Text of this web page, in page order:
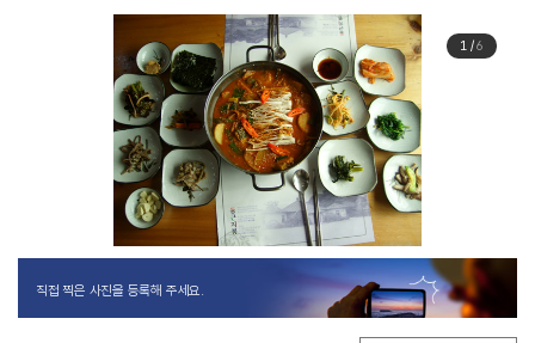
1/6
직접 찍은 사진을 등록해 주세요.